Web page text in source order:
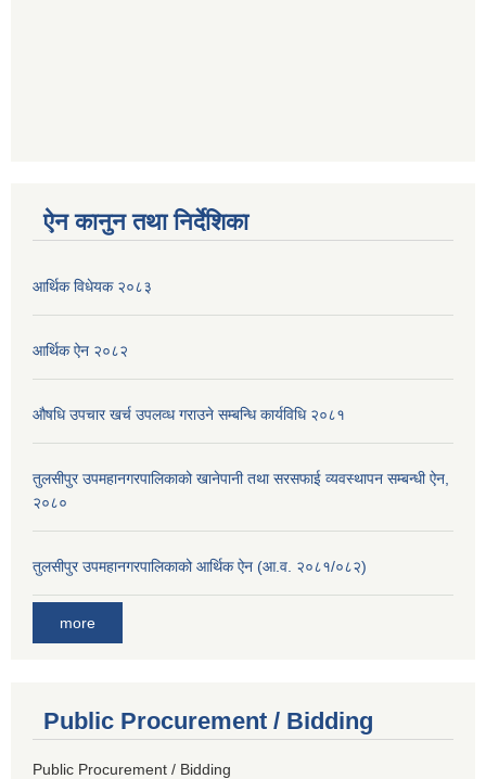
ऐन कानुन तथा निर्देशिका
आर्थिक विधेयक २०८३
आर्थिक ऐन २०८२
औषधि उपचार खर्च उपलव्ध गराउने सम्बन्धि कार्यविधि २०८१
तुलसीपुर उपमहानगरपालिकाको खानेपानी तथा सरसफाई व्यवस्थापन सम्बन्धी ऐन,
२०८०
तुलसीपुर उपमहानगरपालिकाको आर्थिक ऐन (आ.व. २०८१/०८२)
more
Public Procurement / Bidding
Public Procurement / Bidding